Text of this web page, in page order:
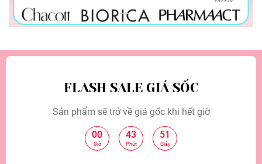
FLASH SALE GIÁ SỐC
Sản phẩm sẽ trở về giá gốc khi hết giờ
00
Giờ
43
Phút
49
Giây